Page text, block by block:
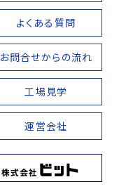
よくある質問
お問合せからの流れ
工場見学
運営会社